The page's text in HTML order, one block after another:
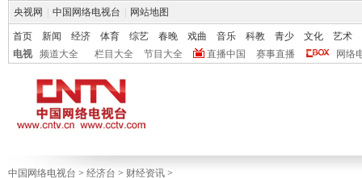
央视网 中国网络电视台 网站地图
首页 新闻 经济 体育 综艺 春晚 戏曲 音乐 科教 青少 文化
艺术
电视
频道大全 栏目大全 节目大全 直播中国 赛事直播 网络
中国网络电视台 > 经济台 > 财经资讯 >